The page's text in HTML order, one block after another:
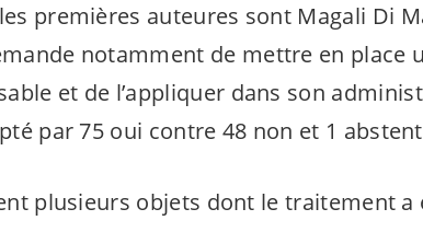
premières auteures sont Magali Di
notamment de mettre en place
et de l’appliquer dans son
par 75 oui contre 48 non et 1
plusieurs objets dont le traitement a